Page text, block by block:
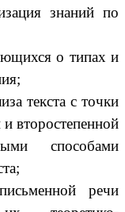
знаний по
о типах и
текста с точки
второстепенной
способами
речи